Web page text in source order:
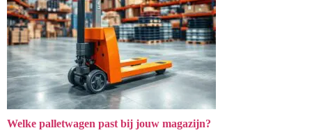
Welke palletwagen past bij jouw magazijn?